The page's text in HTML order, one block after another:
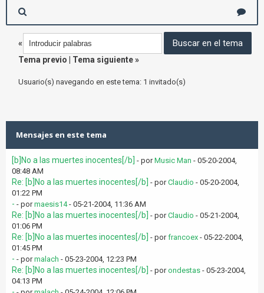
«
Tema previo
Tema siguiente»
Usuario(s) navegando en este tema: 1 invitado(s)
Mensajes en este tema
[b]No a las muertes inocentes[/b] - porMusic Man - 05-20-2004,
08:48 AM
Re: [b]No a las muertes inocentes[/b] - porClaudio - 05-20-2004,
01:22 PM
- - pormaesis14- 05-21-2004, 11:36 AM
Re: [b]No a las muertes inocentes[/b] - porClaudio - 05-21-2004,
01:06 PM
Re: [b]No a las muertes inocentes[/b] - porfrancoex - 05-22-2004,
01:45 PM
- - pormalach - 05-23-2004, 12:23 PM
Re: [b]No a las muertes inocentes[/b] - porondestas - 05-23-2004,
04:13 PM